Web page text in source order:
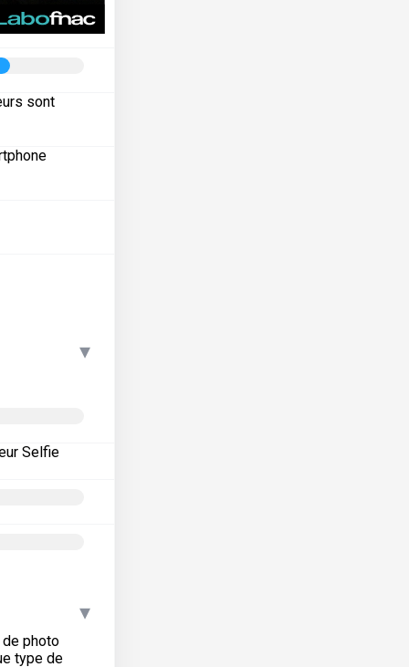
sont
▾
Selfie
▾
photo
type de